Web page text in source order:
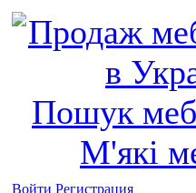
Войти Регистрация